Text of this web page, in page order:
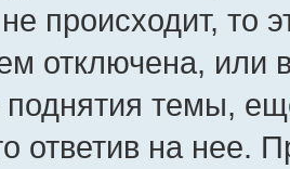
происходит, то
отключена, или
поднятия темы,
ответив на нее.